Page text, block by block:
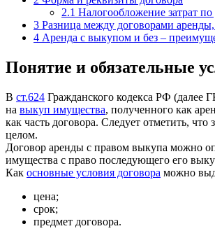
2.1 Налогообложение затрат
3 Разница между договорами
4 Аренда с выкупом и без –
Понятие и обязательные
В ст.624 Гражданского кодекса РФ (далее
на выкуп имущества, полученного как
как часть договора. Следует отметить,
целом.
Договор аренды с правом выкупа можно
имущества с право последующего его
Как основные условия договора можно
цена;
срок;
предмет договора.